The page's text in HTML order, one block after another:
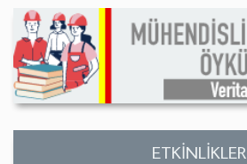
ETKİNLİKLER